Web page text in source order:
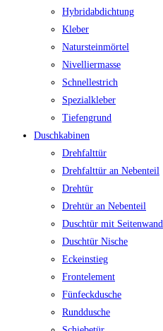
Hybridabdichtung
Kleber
Natursteinmörtel
Nivelliermasse
Schnellestrich
Spezialkleber
Tiefengrund
Duschkabinen
Drehfalttür
Drehfalttür an Nebenteil
Drehtür
Drehtür an Nebenteil
Duschtür mit Seitenwand
Duschtür Nische
Eckeinstieg
Frontelement
Fünfeckdusche
Runddusche